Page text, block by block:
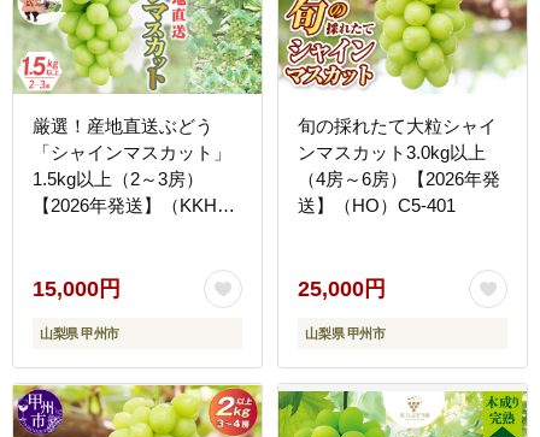
厳選！産地直送ぶどう
「シャインマスカット」
1.5kg以上（2～3房）
【2026年発送】（KKH）
15,000円
山梨県 甲州市
旬の採れたて大粒シャイ
ンマスカット3.0kg以上
（4房～6房）【2026年発
送】（HO）C5-401
25,000円
山梨県 甲州市